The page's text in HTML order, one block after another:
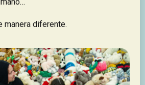
manera diferente.